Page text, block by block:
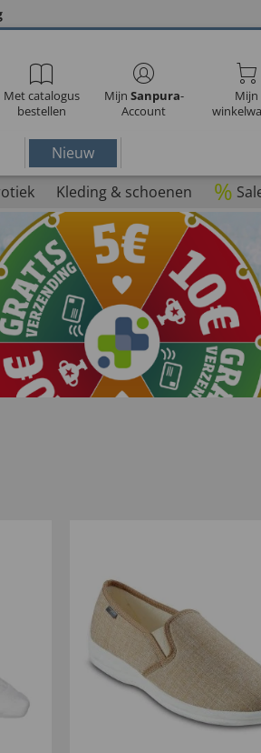
Met catalogus
bestellen
Mijn Sanpura-
Account
Mijn
Nieuw
Kleding & schoenen %